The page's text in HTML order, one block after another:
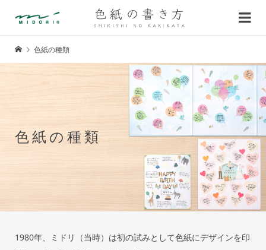
色紙の種類
色紙の種類
1980年、ミドリ（当時）は初の試みとして色紙にデザインを印